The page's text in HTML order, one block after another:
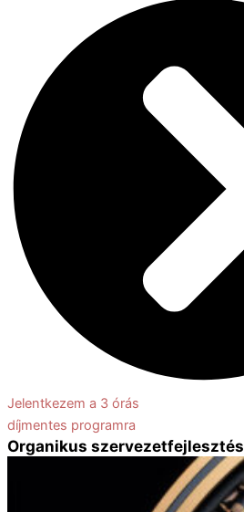
Jelentkezem a 3 órás
díjmentes programra
Organikus szervezetfejlesztés